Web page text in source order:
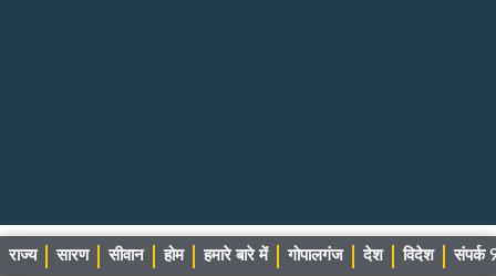
राज्य सारण सीवान होम हमारे बारे में गोपालगंज देश विदेश संपर्क